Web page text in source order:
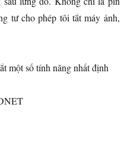
tư cho phép tôi tắt máy ảnh,
một số tính năng nhất định